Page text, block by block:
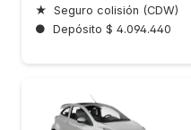
★ Seguro colisión (CDW)
● Depósito $ 4.094.440